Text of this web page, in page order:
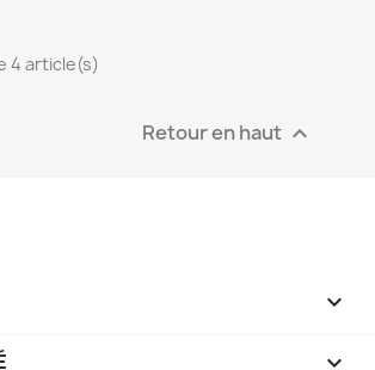
4 article(s)
Retour en haut 

